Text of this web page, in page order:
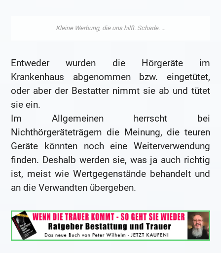
Entweder wurden die Hörgeräte im
Krankenhaus abgenommen bzw. eingetütet,
oder aber der Bestatter nimmt sie ab und tütet
sie ein.
Im Allgemeinen herrscht bei
Nichthörgeräteträgern die Meinung, die teuren
Geräte könnten noch eine Weiterverwendung
finden. Deshalb werden sie, was ja auch richtig
ist, meist wie Wertgegenstände behandelt und
an die Verwandten übergeben.